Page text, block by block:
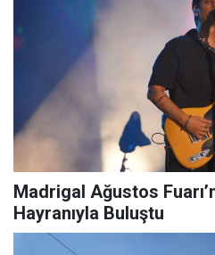
Madrigal Ağustos Fuarı’nda Binlerce
Hayranıyla Buluştu